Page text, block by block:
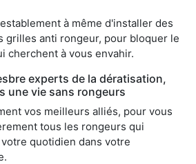
à même d'installer des
grilles anti rongeur, pour bloquer le
cherchent à vous envahir.
experts de la dératisation,
une vie sans rongeurs
vos meilleurs alliés, pour vous
tous les rongeurs qui
quotidien dans votre